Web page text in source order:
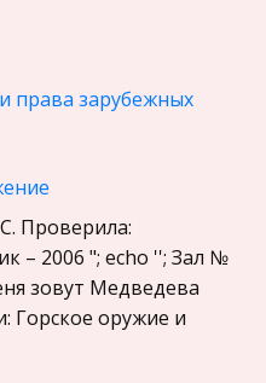
права зарубежных
Проверила:
– 2006 "; echo ''; Зал №
зовут Медведева
Горское оружие и